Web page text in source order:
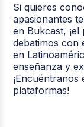
Si quieres
apasionantes
en Bukcast,
debatimos con
en
enseñanza y
plataformas!